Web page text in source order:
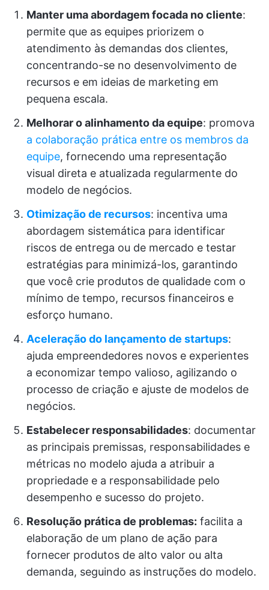
Manter uma abordagem focada no cliente:
permite que as equipes priorizem o
atendimento às demandas dos clientes,
concentrando-se no desenvolvimento de
recursos e em ideias de marketing em
pequena escala.
Melhorar o alinhamento da equipe: promova
a colaboração prática entre os membros da
equipe, fornecendo uma representação
visual direta e atualizada regularmente do
modelo de negócios.
Otimização de recursos: incentiva uma
abordagem sistemática para identificar
riscos de entrega ou de mercado e testar
estratégias para minimizá-los, garantindo
que você crie produtos de qualidade com o
mínimo de tempo, recursos financeiros e
esforço humano.
Aceleração do lançamento de startups:
ajuda empreendedores novos e experientes
a economizar tempo valioso, agilizando o
processo de criação e ajuste de modelos de
negócios.
Estabelecer responsabilidades: documentar
as principais premissas, responsabilidades e
métricas no modelo ajuda a atribuir a
propriedade e a responsabilidade pelo
desempenho e sucesso do projeto.
Resolução prática de problemas: facilita a
elaboração de um plano de ação para
fornecer produtos de alto valor ou alta
demanda, seguindo as instruções do modelo.